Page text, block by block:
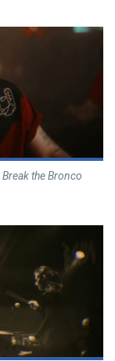
Break the Bronco